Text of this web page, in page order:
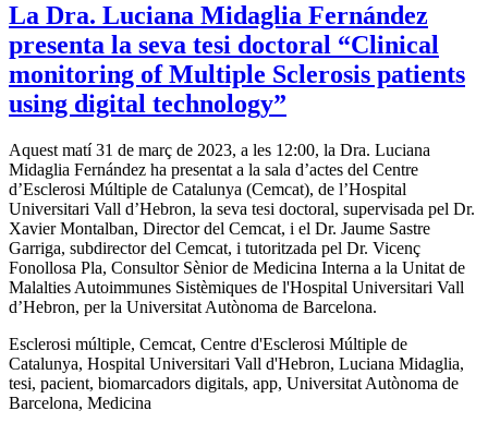
La Dra. Luciana Midaglia Fernández
presenta la seva tesi doctoral “Clinical
monitoring of Multiple Sclerosis patients
using digital technology”
Aquest matí 31 de març de 2023, a les 12:00, la Dra. Luciana
Midaglia Fernández ha presentat a la sala d’actes del Centre
d’Esclerosi Múltiple de Catalunya (Cemcat), de l’Hospital
Universitari Vall d’Hebron, la seva tesi doctoral, supervisada pel Dr.
Xavier Montalban, Director del Cemcat, i el Dr. Jaume Sastre
Garriga, subdirector del Cemcat, i tutoritzada pel Dr. Vicenç
Fonollosa Pla, Consultor Sènior de Medicina Interna a la Unitat de
Malalties Autoimmunes Sistèmiques de l'Hospital Universitari Vall
d’Hebron, per la Universitat Autònoma de Barcelona.
Esclerosi múltiple, Cemcat, Centre d'Esclerosi Múltiple de
Catalunya, Hospital Universitari Vall d'Hebron, Luciana Midaglia,
tesi, pacient, biomarcadors digitals, app, Universitat Autònoma de
Barcelona, Medicina